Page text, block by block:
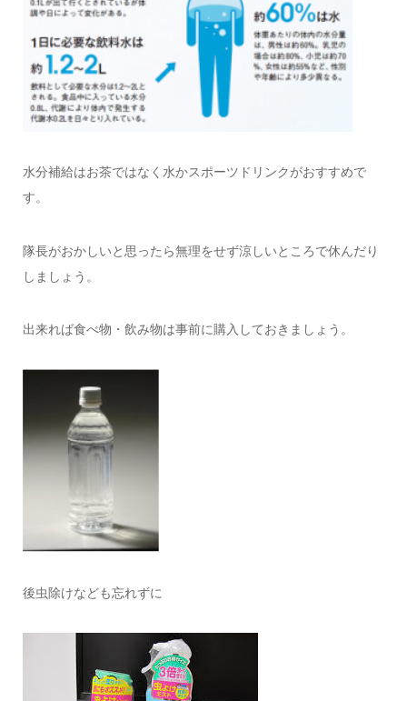
水分補給はお茶ではなく水かスポーツドリンクがおすすめで
す。
隊長がおかしいと思ったら無理をせず涼しいところで休んだり
しましょう。
出来れば食べ物・飲み物は事前に購入しておきましょう。
後虫除けなども忘れずに